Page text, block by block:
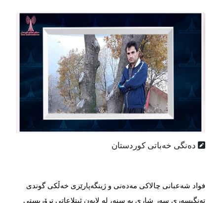
دەنگی خەباتی کوردستان
فواد شەعبانی چالاکی مەدەنی و ژینگەپارێزی خەڵکی گوندی
تەنگیسەری سەر شاری بە سنە، لە لایەن ئیتلاعاتی ترۆریستی